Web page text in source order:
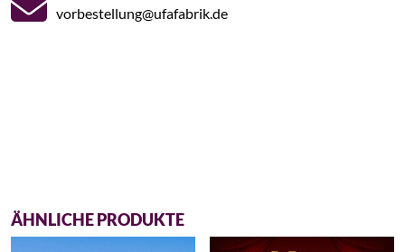
vorbestellung@ufafabrik.de
ÄHNLICHE PRODUKTE